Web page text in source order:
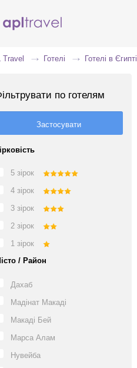
Travel Готелі Готелі в Єгипті
по готелям
5 зірок
4 зірок
3 зірок
2 зірок
1 зірок
/ Район
Дахаб
Мадінат Макаді
Макаді Бей
Марса Алам
Нувейба